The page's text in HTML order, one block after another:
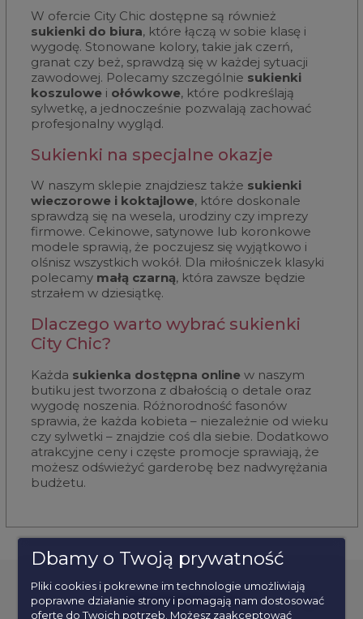
W ofercie City Chic dostępne są również
sukienki do biura, które łączą w sobie klasę i
wygodę. Stonowane kolory, takie jak czerń,
granat czy beż, sprawdzą się w każdej sytuacji
zawodowej. Polecamy szczególnie sukienki
koszulowei ołówkowe, które podkreślają
sylwetkę, a jednocześnie pozwalają zachować
profesjonalny wygląd.
Sukienki na specjalne okazje
W naszym sklepie znajdziesz także sukienki
wieczorowe i koktajlowe, które doskonale
sprawdzą się na wesela, urodziny czy imprezy
firmowe. Cekinowe, satynowe lub koronkowe
modele sprawią, że poczujesz się wyjątkowo i
olśnisz wszystkich wokół. Dla miłośniczek klasyki
polecamy małą czarną, która zawsze będzie
strzałem w dziesiątkę.
Dlaczego warto wybrać sukienki
City Chic?
Każda sukienka dostępna onlinew naszym
butiku jest tworzona z dbałością o detale oraz
wygodę noszenia. Różnorodność fasonów
sprawia, że każda kobieta – niezależnie od wieku
czy sylwetki – znajdzie coś dla siebie. Dodatkowo
atrakcyjne ceny i częste promocje sprawiają, że
możesz odświeżyć garderobę bez nadwyrężania
budżetu.
POPULARNE KATEGORIE
Dbamy o Twoją prywatność
Pliki cookies i pokrewne im technologie umożliwiają
poprawne działanie strony i pomagają nam dostosować
ofertę do Twoich potrzeb. Możesz zaakceptować